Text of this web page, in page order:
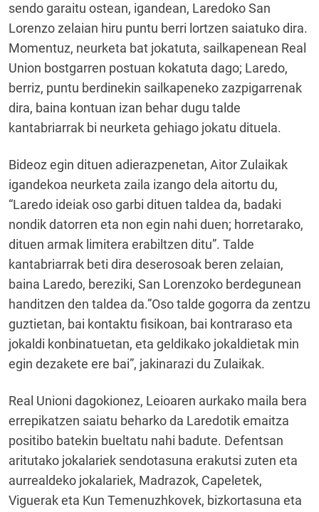
sendo garaitu ostean, igandean, Laredoko San
Lorenzo zelaian hiru puntu berri lortzen saiatuko dira.
Momentuz, neurketa bat jokatuta, sailkapenean Real
Union bostgarren postuan kokatuta dago; Laredo,
berriz, puntu berdinekin sailkapeneko zazpigarrenak
dira, baina kontuan izan behar dugu talde
kantabriarrak bi neurketa gehiago jokatu dituela.
Bideoz egin dituen adierazpenetan, Aitor Zulaikak
igandekoa neurketa zaila izango dela aitortu du,
“Laredo ideiak oso garbi dituen taldea da, badaki
nondik datorren eta non egin nahi duen; horretarako,
dituen armak limitera erabiltzen ditu”. Talde
kantabriarrak beti dira deserosoak beren zelaian,
baina Laredo, bereziki, San Lorenzoko berdegunean
handitzen den taldea da.”Oso talde gogorra da zentzu
guztietan, bai kontaktu fisikoan, bai kontraraso eta
jokaldi konbinatuetan, eta geldikako jokaldietak min
egin dezakete ere bai”, jakinarazi du Zulaikak.
Real Unioni dagokionez, Leioaren aurkako maila bera
errepikatzen saiatu beharko da Laredotik emaitza
positibo batekin bueltatu nahi badute. Defentsan
aritutako jokalariek sendotasuna erakutsi zuten eta
aurrealdeko jokalariek, Madrazok, Capeletek,
Viguerak eta Kun Temenuzhkovek, bizkortasuna eta